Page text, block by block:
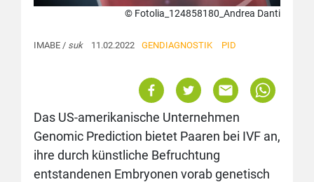
© Fotolia_124858180_Andrea Danti
IMABE / suk11.02.2022 GENDIAGNOSTIK PID
Das US-amerikanische Unternehmen
Genomic Prediction bietet Paaren bei IVF an,
ihre durch künstliche Befruchtung
entstandenen Embryonen vorab genetisch